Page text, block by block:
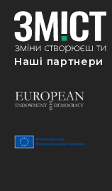
Наші партнери